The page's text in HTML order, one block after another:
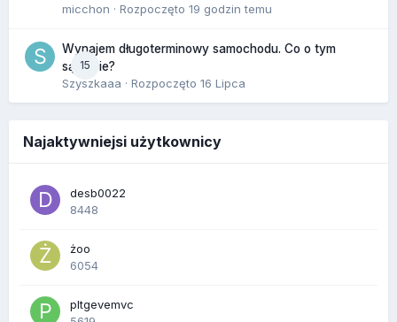
micchon · Rozpoczęto 19 godzin temu
15
Wynajem długoterminowy samochodu. Co o tym
sądzicie?
Szyszkaaa · Rozpoczęto 16 Lipca
Najaktywniejsi użytkownicy
desb0022
8448
żoo
6054
pltgevemvc